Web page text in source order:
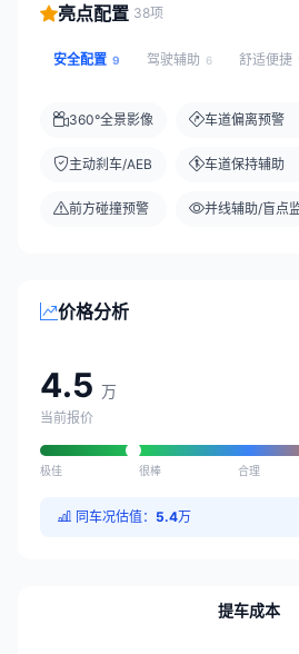
亮点配置 38项
安全配置 9 驾驶辅助 6 舒适便捷
360°全景影像
主动刹车/AEB
前方碰撞预警
车道偏离预警
车道保持辅助
并线辅助/盲点
价格分析
4.5 万
当前报价
极佳 很棒 合理
同车况估值： 5.4万
提车成本